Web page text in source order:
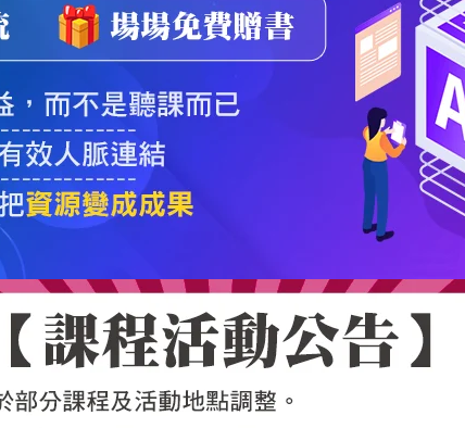
國際級品牌課程|優惠